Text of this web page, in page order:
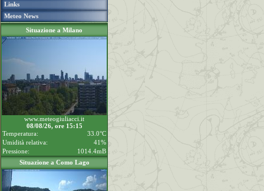
Links
Meteo News
Situazione a Milano
www.meteogiuliacci.it
08/08/26, ore 15:15
Temperatura:
33.0°C
Umidità relativa:
41%
Pressione:
1014.4mB
Situazione a Como Lago